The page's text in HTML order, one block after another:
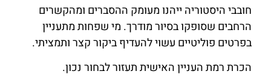
חובבי היסטוריה ייהנו מעומק ההסברים ומהקשרים
הרחבים שסופקו בסיור מודרך. מי שפחות מתעניין
בפרטים פוליטיים עשוי להעדיף ביקור קצר ותמציתי.
הכרת רמת העניין האישית תעזור לבחור נכון.